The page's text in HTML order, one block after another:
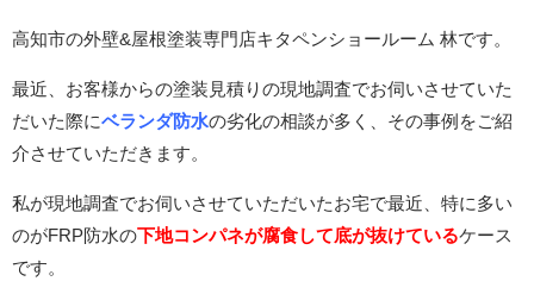
高知市の外壁&屋根塗装専門店キタペンショールーム 林です。
最近、お客様からの塗装見積りの現地調査でお伺いさせていた
だいた際にベランダ防水の劣化の相談が多く、その事例をご紹
介させていただきます。
私が現地調査でお伺いさせていただいたお宅で最近、特に多い
のがFRP防水の下地コンパネが腐食して底が抜けているケース
です。